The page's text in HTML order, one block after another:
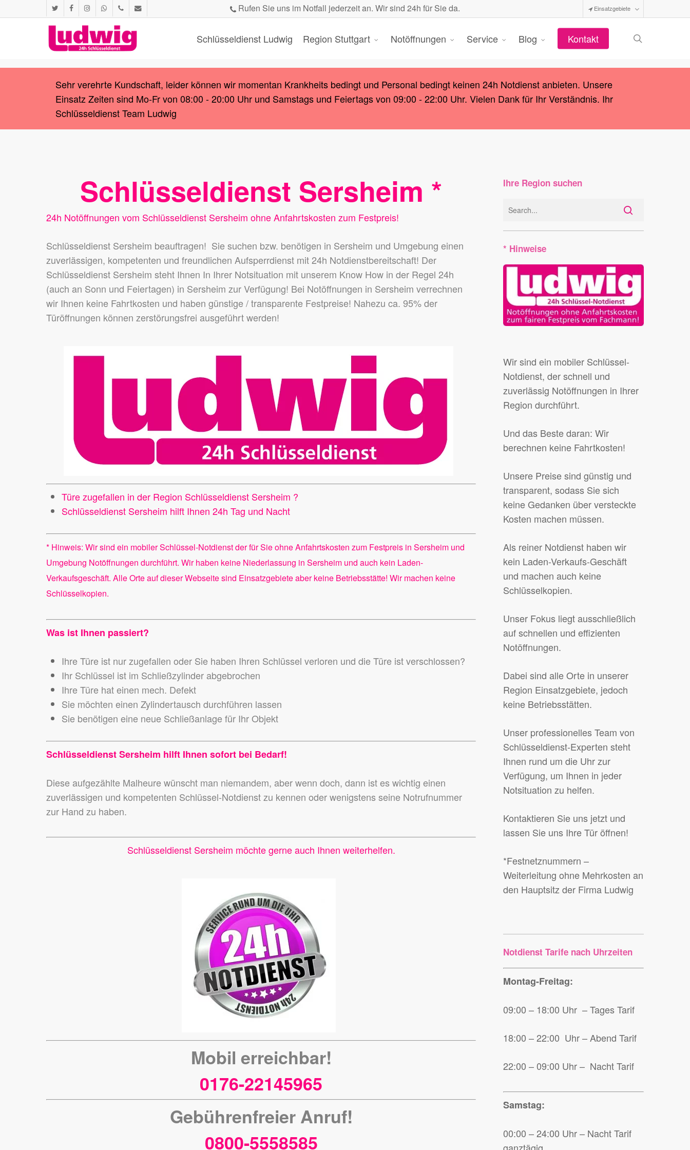
to
twitter facebookinstagramwhatsappphone email Rufen Sie uns im Notfall jederzeit an. Wir sind 24h für Sie da. Einsatzgebiete
Schlüsseldienst Ludwig Region Stuttgart Notöffnungen Service Blog Kontakt
Sehr verehrte Kundschaft, leider können wir momentan Krankheits bedingt und Personal bedingt keinen 24h Notdienst anbieten. Unsere
Einsatz Zeiten sind Mo-Fr von 08:00 - 20:00 Uhr und Samstags und Feiertags von 09:00 - 22:00 Uhr. Vielen Dank für Ihr Verständnis. Ihr
Schlüsseldienst Team Ludwig
Schlüsseldienst Sersheim *
24h Notöffnungen vom Schlüsseldienst Sersheim ohne Anfahrtskosten zum Festpreis!
Schlüsseldienst Sersheim beauftragen! Sie suchen bzw. benötigen in Sersheim und Umgebung einen
zuverlässigen, kompetenten und freundlichen Aufsperrdienst mit 24h Notdienstbereitschaft! Der
Schlüsseldienst Sersheim steht Ihnen In Ihrer Notsituation mit unserem Know How in der Regel 24h
(auch an Sonn und Feiertagen) in Sersheim zur Verfügung! Bei Notöffnungen in Sersheim verrechnen
wir Ihnen keine Fahrtkosten und haben günstige / transparente Festpreise! Nahezu ca. 95% der
Türöffnungen können zerstörungsfrei ausgeführt werden!
Türe zugefallen in der Region Schlüsseldienst Sersheim ?
Schlüsseldienst Sersheim hilft Ihnen 24h Tag und Nacht
* Hinweis: Wir sind ein mobiler Schlüssel-Notdienst der für Sie ohne Anfahrtskosten zum Festpreis in Sersheim und
Umgebung Notöffnungen durchführt. Wir haben keine Niederlassung in Sersheim und auch kein Laden-
Verkaufsgeschäft. Alle Orte auf dieser Webseite sind Einsatzgebiete aber keine Betriebsstätte! Wir machen keine
Schlüsselkopien.
Was ist Ihnen passiert?
Ihre Türe ist nur zugefallen oder Sie haben Ihren Schlüssel verloren und die Türe ist verschlossen?
Ihr Schlüssel ist im Schließzylinder abgebrochen
Ihre Türe hat einen mech. Defekt
Sie möchten einen Zylindertausch durchführen lassen
Sie benötigen eine neue Schließanlage für Ihr Objekt
Schlüsseldienst Sersheim hilft Ihnen sofort bei Bedarf!
Diese aufgezählte Malheure wünscht man niemandem, aber wenn doch, dann ist es wichtig einen
zuverlässigen und kompetenten Schlüssel-Notdienst zu kennen oder wenigstens seine Notrufnummer
zur Hand zu haben.
Schlüsseldienst Sersheim möchte gerne auch Ihnen weiterhelfen.
Mobil erreichbar!
0176-22145965
Gebührenfreier Anruf!
0800-5558585
Ihre Region suchen
* Hinweise
Wir sind ein mobiler Schlüssel-
Notdienst, der schnell und
zuverlässig Notöffnungen in Ihrer
Region durchführt.
Und das Beste daran: Wir
berechnen keine Fahrtkosten!
Unsere Preise sind günstig und
transparent, sodass Sie sich
keine Gedanken über versteckte
Kosten machen müssen.
Als reiner Notdienst haben wir
kein Laden-Verkaufs-Geschäft
und machen auch keine
Schlüsselkopien.
Unser Fokus liegt ausschließlich
auf schnellen und effizienten
Notöffnungen.
Dabei sind alle Orte in unserer
Region Einsatzgebiete, jedoch
keine Betriebsstätten.
Unser professionelles Team von
Schlüsseldienst-Experten steht
Ihnen rund um die Uhr zur
Verfügung, um Ihnen in jeder
Notsituation zu helfen.
Kontaktieren Sie uns jetzt und
lassen Sie uns Ihre Tür öffnen!
*Festnetznummern –
Weiterleitung ohne Mehrkosten an
den Hauptsitz der Firma Ludwig
Notdienst Tarife nach Uhrzeiten
Montag-Freitag:
09:00 – 18:00 Uhr – Tages Tarif
18:00 – 22:00 Uhr – Abend Tarif
22:00 – 09:00 Uhr – Nacht Tarif
Samstag:
00:00 – 24:00 Uhr – Nacht Tarif